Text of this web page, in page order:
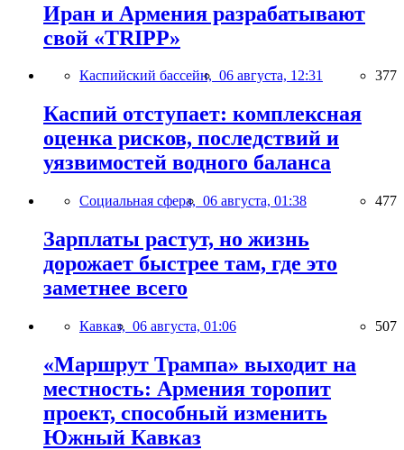
Иран и Армения разрабатывают
свой «TRIPP»
Каспийский бассейн, 06 августа, 12:31 377
Каспий отступает: комплексная
оценка рисков, последствий и
уязвимостей водного баланса
Социальная сфера, 06 августа, 01:38 477
Зарплаты растут, но жизнь
дорожает быстрее там, где это
заметнее всего
Кавказ, 06 августа, 01:06 507
«Маршрут Трампа» выходит на
местность: Армения торопит
проект, способный изменить
Южный Кавказ